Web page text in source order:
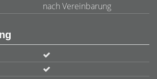
nach Vereinbarung